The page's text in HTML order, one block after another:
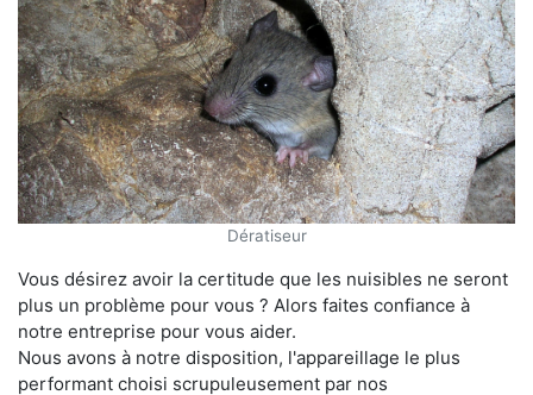
Dératiseur
Vous désirez avoir la certitude que les nuisibles ne seront
plus un problème pour vous ? Alors faites confiance à
notre entreprise pour vous aider.
Nous avons à notre disposition, l'appareillage le plus
performant choisi scrupuleusement par nos